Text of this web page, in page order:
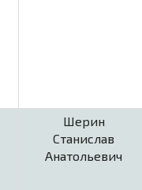
Шерин
Станислав
Анатольевич